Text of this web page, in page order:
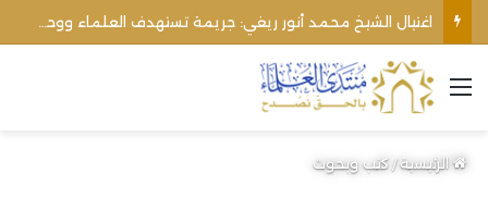
الأوقاف الفلسطينية تنفي صحة تعميم يمنع رفع الأذان عبر السماعات الخارجية للمساجد القريبة من المستوطنات
القائمة
الرئيسية/كتب وبحوث